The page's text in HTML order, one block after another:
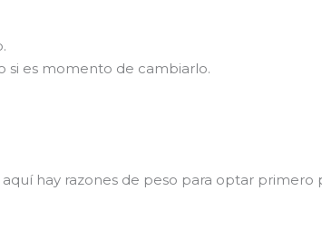
si es momento de cambiarlo.
aquí hay razones de peso para optar primero